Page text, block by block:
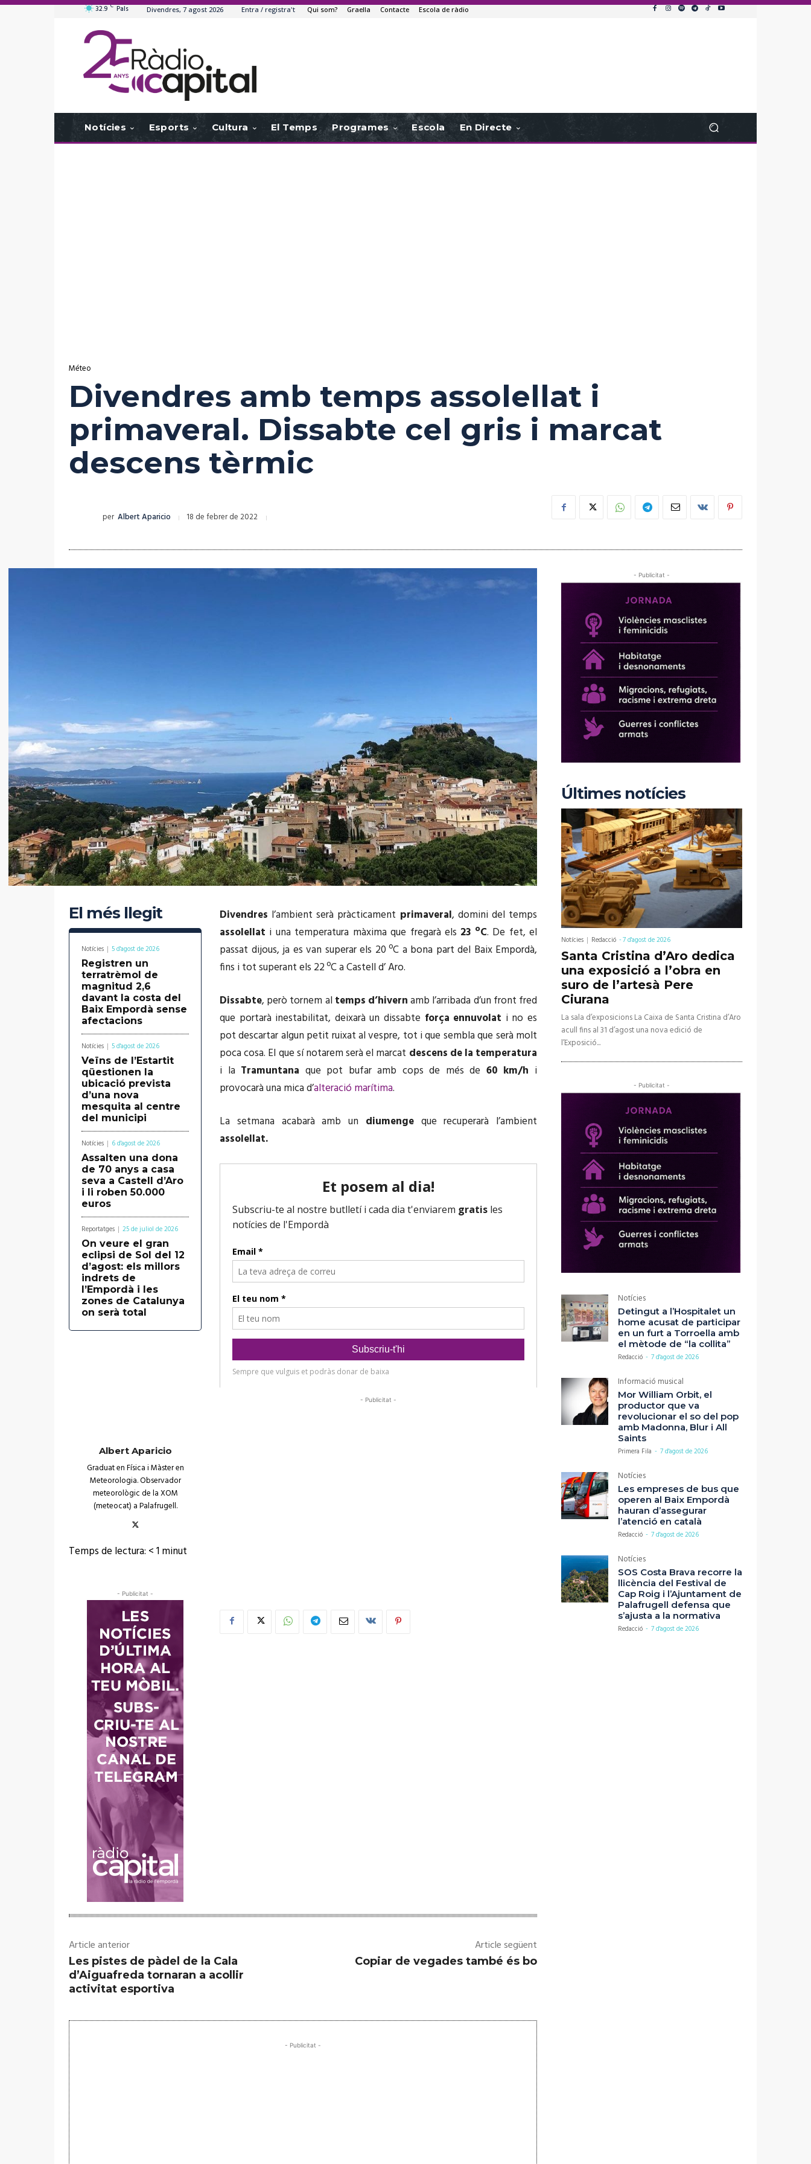
32.9 C Pals Divendres, 7 agost 2026 Entra / registra't Qui som? Graella Contacte Escola de ràdio
Notícies Esports Cultura El Temps Programes Escola En Directe
Méteo
Divendres amb temps assolellat i
primaveral. Dissabte cel gris i marcat
descens tèrmic
per Albert Aparicio 18 de febrer de 2022
El més llegit
Notícies 5 d'agost de 2026
Registren un
terratrèmol de
magnitud 2,6
davant la costa del
Baix Empordà sense
afectacions
Notícies 5 d'agost de 2026
Veïns de l’Estartit
qüestionen la
ubicació prevista
d’una nova
mesquita al centre
del municipi
Notícies 6 d'agost de 2026
Assalten una dona
de 70 anys a casa
seva a Castell d’Aro
i li roben 50.000
euros
Reportatges 25 de juliol de 2026
On veure el gran
eclipsi de Sol del 12
d’agost: els millors
indrets de
l’Empordà i les
zones de Catalunya
on serà total
Albert Aparicio
Graduat en Física i Màster en
Meteorologia. Observador
meteorològic de la XOM
(meteocat) a Palafrugell.
Temps de lectura: < 1minut
- Publicitat -
Divendres l’ambient serà pràcticament primaveral, domini del temps
assolellat i una temperatura màxima que fregarà els 23 ºC. De fet, el
passat dijous, ja es van superar els 20 ºC a bona part del Baix Empordà,
fins i tot superant els 22 ºC a Castell d’ Aro.
Dissabte, però tornem altemps d’hivernamb l’arribada d’un front fred
que portarà inestabilitat, deixarà un dissabte força ennuvolat i no es
pot descartar algun petit ruixat al vespre, tot i que sembla que serà molt
poca cosa. El que sí notarem serà el marcat descens de la temperatura
i la Tramuntana que pot bufar amb cops de més de 60 km/h i
provocarà una mica d’alteració marítima.
La setmana acabarà amb un diumengeque recuperarà l’ambient
assolellat.
- Publicitat -
Article anterior
Les pistes de pàdel de la Cala
d’Aiguafreda tornaran a acollir
activitat esportiva
Article següent
Copiar de vegades també és bo
- Publicitat -
- Publicitat -
Últimes notícies
Notícies Redacció -7 d'agost de 2026
Santa Cristina d’Aro dedica
una exposició a l’obra en
suro de l’artesà Pere
Ciurana
La sala d’exposicions La Caixa de Santa Cristina d’Aro
acull fins al 31 d’agost una nova edició de
l’Exposició...
- Publicitat -
Notícies
Detingut a l’Hospitalet un
home acusat de participar
en un furt a Torroella amb
el mètode de “la collita”
Redacció - 7 d'agost de 2026
Informació musical
Mor William Orbit, el
productor que va
revolucionar el so del pop
amb Madonna, Blur i All
Saints
Primera Fila - 7 d'agost de 2026
Notícies
Les empreses de bus que
operen al Baix Empordà
hauran d’assegurar
l’atenció en català
Redacció - 7 d'agost de 2026
Notícies
SOS Costa Brava recorre la
llicència del Festival de
Cap Roig i l’Ajuntament de
Palafrugell defensa que
s’ajusta a la normativa
Redacció - 7 d'agost de 2026